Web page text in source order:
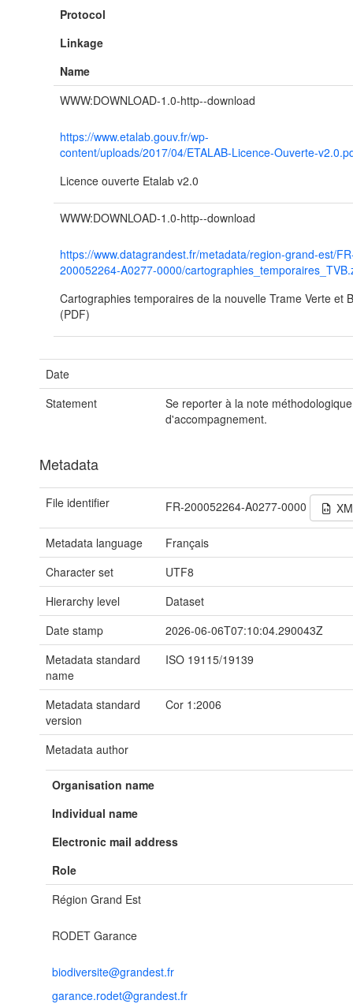
Protocol
Linkage
Name
WWW:DOWNLOAD-1.0-http--download
https://www.etalab.gouv.fr/wp-
content/uploads/2017/04/ETALAB-Licence-Ouverte-
Licence ouverte Etalab v2.0
WWW:DOWNLOAD-1.0-http--download
https://www.datagrandest.fr/metadata/region-grand-est/
200052264-A0277-0000/
Cartographies temporaires de la nouvelle Trame Verte et
(PDF)
Date
Statement
Se reporter à la note méthodologique
d'accompagnement.
Metadata
File identifier FR-200052264-A0277-0000
Metadata language
Français
Character set
UTF8
Hierarchy level
Dataset
Date stamp
2026-06-06T07:10:04.290043Z
Metadata standard
name
ISO 19115/19139
Metadata standard
version
Cor 1:2006
Metadata author
Organisation name
Individual name
Electronic mail address
Role
Région Grand Est
RODET Garance
biodiversite@grandest.fr
garance.rodet@grandest.fr